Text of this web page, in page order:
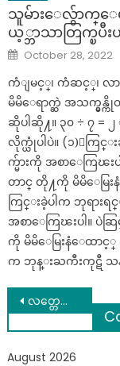
သူမ်ားေလွ်ာက္ေမ
ယ့္ဘာသာတြက္ၿ
Posted
on
October 28, 2022
ကံျမင့္၊ ကံဆင့္၊ လာ
မိမိေရာက္ဆဲ အသက္မွန္ကို
ဆိုပါဆို႔။ ၃၀ ÷ ၇ =
လိုက္ယုံပါပဲ။ (၁)ႂကြင္
က္မ်ားကို အစာေကြၽ
တာင္ တို႔ကို မိမိေမြး
ကြင္းခဲ့ပါက ဘုရားရ
အစာေကြၽးပါ။ ပဲဆ
ကို မိမိေမြးနံေထာင့္
က ဘုန္းႀကီးကုဋီ သန္႔
Post
လတ္တေလာ ပ်ံ႕ႏွံ႔ေနတဲ့ ကေလးဖြတ္ထားတယ္ဆုိတဲ့ ေကာလဟာလေတြနဲ႔ ပက္သက္ၿပီး ပြင့္ပြင္းလင္းလင္း ေျဖရွင္းလိုက္တဲ့ မယ္လိုဒီ
August 2026